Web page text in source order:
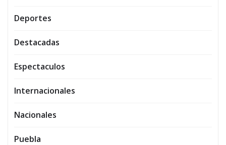
Deportes
Destacadas
Espectaculos
Internacionales
Nacionales
Puebla